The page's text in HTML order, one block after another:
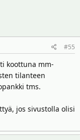
#55
koottuna mm-
tilanteen
tms.
jos sivustolla olisi